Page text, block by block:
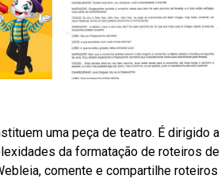
uma peça de teatro. É dirigido a
da formatação de roteiros de
comente e compartilhe roteiros